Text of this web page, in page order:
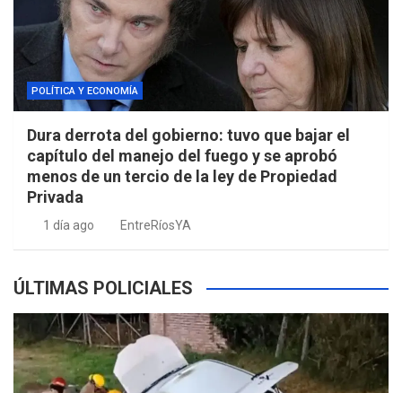
POLÍTICA Y ECONOMÍA
Dura derrota del gobierno: tuvo que bajar el
capítulo del manejo del fuego y se aprobó
menos de un tercio de la ley de Propiedad
Privada
1 día ago EntreRíosYA
ÚLTIMAS POLICIALES